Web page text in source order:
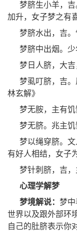
梦脐生小羊，
加升，女子梦之有
梦脐水出，吉
梦脐中出烟。
梦日人脐，大
梦虱叮脐，吉
林玄解》
梦无胺，主有饥
梦无脐。兆主饥
梦以绳穿脐。
有好人相结，女子
梦针刺脐，吉，
心理学解梦
梦境解说： 梦
世界以及跟外部环
自己的肚脐表示你